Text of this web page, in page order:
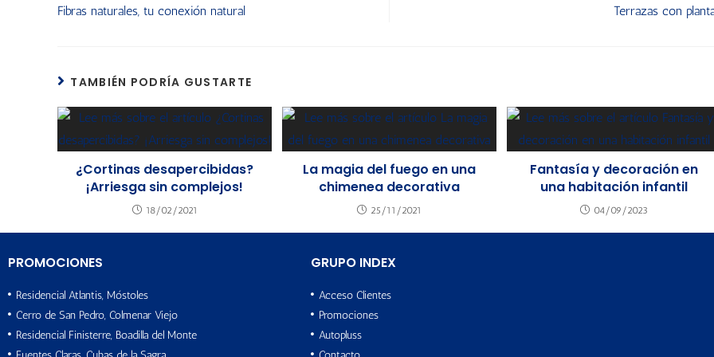
Fibras naturales, tu conexión natural Terrazas con
TAMBIÉN PODRÍA GUSTARTE
¿Cortinas desapercibidas?
¡Arriesga sin complejos!
18/02/2021
La magia del fuego en una
chimenea decorativa
25/11/2021
Fantasía y decoración en
una habitación infantil
04/09/2023
PROMOCIONES
Residencial Atlantis, Móstoles
Cerro de San Pedro, Colmenar Viejo
Residencial Finisterre, Boadilla del Monte
GRUPO INDEX
Acceso Clientes
Promociones
Autopluss